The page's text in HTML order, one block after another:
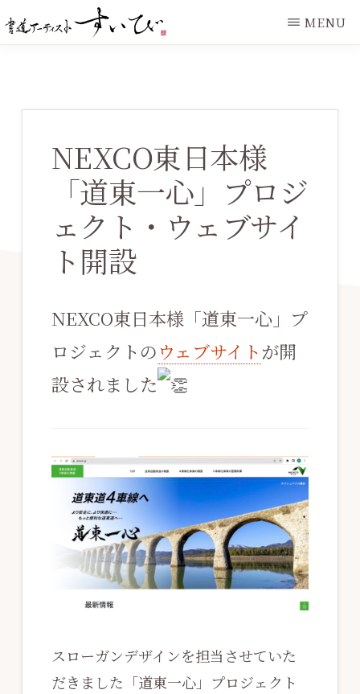
Skip
to
Skip
to
IAMSUIBI.COM
MENU
NEXCO東日本様
「道東一心」プロジ
ェクト・ウェブサイ
ト開設
NEXCO東日本様「道東一心」プ
ロジェクトのウェブサイトが開
設されました
スローガンデザインを担当させていた
だきました「道東一心」プロジェクト